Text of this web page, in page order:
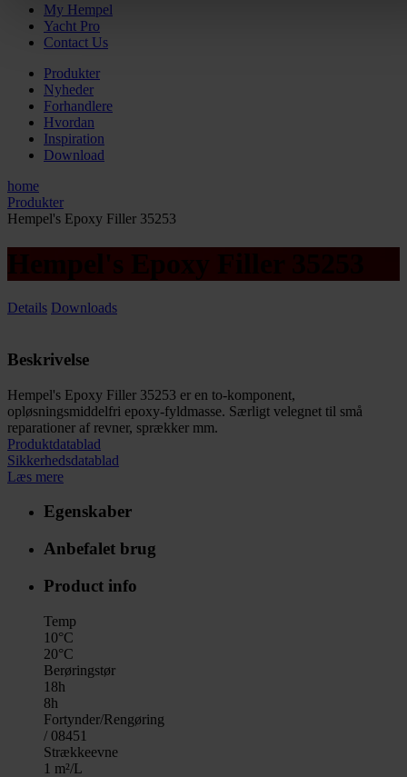
My Hempel
Yacht Pro
Contact Us
Produkter
Nyheder
Forhandlere
Hvordan
Inspiration
Download
home
Produkter
Hempel's Epoxy Filler 35253
Hempel's Epoxy Filler 35253
Details Downloads
Beskrivelse
Hempel's Epoxy Filler 35253 er en to-komponent,
opløsningsmiddelfri epoxy-fyldmasse. Særligt velegnet til små
reparationer af revner, sprækker mm.
Produktdatablad
Sikkerhedsdatablad
Læs mere
Egenskaber
Anbefalet brug
Product info
Temp
10°C
20°C
Berøringstør
18h
8h
Fortynder/Rengøring
/ 08451
Strækkeevne
1 m²/L